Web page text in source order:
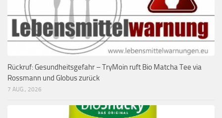
Rückruf: Gesundheitsgefahr – TryMoin ruft Bio Matcha Tee via
Rossmann und Globus zurück
7 AUG., 2026